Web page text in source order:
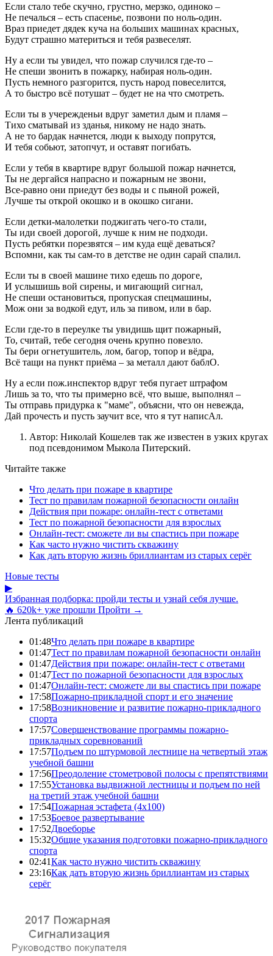
Если стало тебе скучно, грустно, мерзко, одиноко –
Не печалься – есть спасенье, позвони по ноль-один.
Враз приедет дядек куча на больших машинах красных,
Будут страшно материться и тебя развеселят.
Ну а если ты увидел, что пожар случился где-то –
Не спеши звонить в пожарку, набирая ноль-один.
Пусть немного разгорится, пусть народ повеселится,
А то быстро всё потушат – будет не на что смотреть.
Если ты в учережденьи вдруг заметил дым и пламя –
Тихо сматывай из зданья, никому не надо знать.
А не то бардак начнется, люди к выходу попрутся,
И тебя собьют, затопчут, и оставят погибать.
Если у тебя в квартире вдруг большой пожар начнется,
Ты не дергайся напрасно и пожарным не звони,
Все-равно они приедут без воды и с пьяной рожей,
Лучше ты открой окошко и в окошко сигани.
Если детки-малолетки поджигать чего-то стали,
Ты иди своей дорогой, лучше к ним не подходи.
Пусть ребятки порезвятся – им куда ещё деваться?
Вспомни, как ты сам-то в детстве не один сарай спалил.
Если ты в своей машине тихо едешь по дороге,
И услышишь вой сирены, и мигающий сигнал,
Не спеши остановиться, пропуская спецмашины,
Мож они за водкой едут, иль за пивом, или в бар.
Если где-то в переулке ты увидишь щит пожарный,
То, считай, тебе сегодня очень крупно повезло.
Ты бери огнетушитель, лом, багор, топор и вёдра,
Всё тащи на пункт приёма – за металл дают баблО.
Ну а если пож.инспектор вдруг тебя пугает штрафом
Лишь за то, что ты примерно всё, что выше, выполнял –
Ты отправь придурка к "маме", объясни, что он невежда,
Дай прочесть и пусть заучит все, что я тут написАл.
Автор: Николай Кошелев так же известен в узких кругах
под псевдонимом Мыкола Питерский.
Читайте также
Что делать при пожаре в квартире
Тест по правилам пожарной безопасности онлайн
Действия при пожаре: онлайн-тест с ответами
Тест по пожарной безопасности для взрослых
Онлайн-тест: сможете ли вы спастись при пожаре
Как часто нужно чистить скважину
Как дать вторую жизнь бриллиантам из старых серёг
Новые тесты
▶
Избранная подборка: пройди тесты и узнай себя лучше.
🔥 620k+ уже прошли Пройти →
Лента публикаций
01:48Что делать при пожаре в квартире
01:47Тест по правилам пожарной безопасности онлайн
01:47Действия при пожаре: онлайн-тест с ответами
01:47Тест по пожарной безопасности для взрослых
01:47Онлайн-тест: сможете ли вы спастись при пожаре
17:58Пожарно-прикладной спорт и его значение
17:58Возникновение и развитие пожарно-прикладного
спорта
17:57Совершенствование программы пожарно-
прикладных соревнований
17:57Подъем по штурмовой лестнице на четвертый этаж
учебной башни
17:56Преодоление стометровой полосы с препятствиями
17:55Установка выдвижной лестницы и подъем по ней
на третий этаж учебной башни
17:54Пожарная эстафета (4x100)
17:53Боевое развертывание
17:52Двоеборье
15:32Общие указания подготовки пожарно-прикладного
спорта
02:41Как часто нужно чистить скважину
23:16Как дать вторую жизнь бриллиантам из старых
серёг